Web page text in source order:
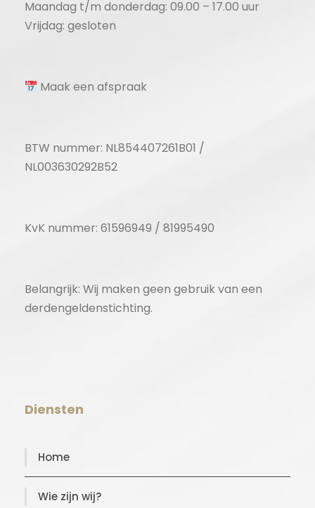
Maandag t/m donderdag: 09.00 – 17.00 uur
Vrijdag: gesloten
Maak een afspraak
BTW nummer: NL854407261B01 /
NL003630292B52
KvK nummer: 61596949 / 81995490
Belangrijk: Wij maken geen gebruik van een
derdengeldenstichting.
Diensten
Home
Wie zijn wij?